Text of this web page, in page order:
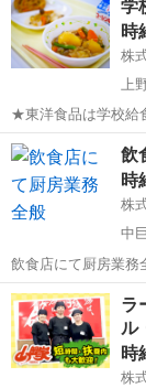
府市古府中町周辺の
学
時
株
上
★東洋食品は学校給食の パイオ
◎センター方式321箇所以上 ★当社は北海道から
もたちの6人に1人、
ている 会...
山梨 上野原市
飲
時
株
中
飲食店にて厨房業務全般をお
にて飲食物を調理・
す。 社員登用ありです。 20代から50代の男女活躍中。
いあります。 ...
山梨 中巨摩郡
ラ
ル
時
株